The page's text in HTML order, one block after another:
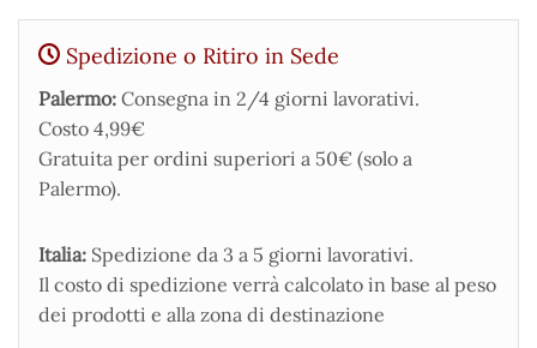
Spedizione o Ritiro in Sede
Palermo: Consegna in 2/4 giorni lavorativi.
Costo 4,99€
Gratuita per ordini superiori a 50€ (solo a
Palermo).
Italia: Spedizione da 3 a 5 giorni lavorativi.
Il costo di spedizione verrà calcolato in base al peso
dei prodotti e alla zona di destinazione